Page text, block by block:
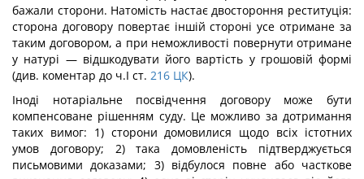
бажали сторони. Натомість настає двостороння реституція:
сторона договору повертає іншій стороні усе отримане за
таким договором, а при неможливості повернути отримане
у натурі — відшкодувати його вартість у грошовій формі
(див. коментар до ч.І ст. 216 ЦК).
Іноді нотаріальне посвідчення договору може бути
компенсоване рішенням суду. Це можливо за дотримання
таких вимог: 1) сторони домовилися щодо всіх істотних
умов договору; 2) така домовленість підтверджується
письмовими доказами; 3) відбулося повне або часткове